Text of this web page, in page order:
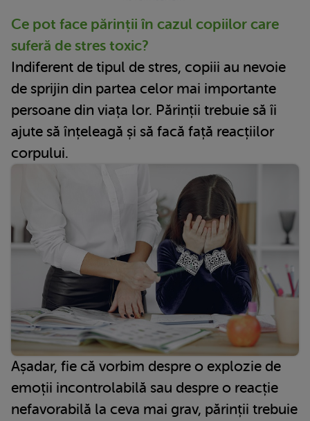
Ce pot face părinții în cazul copiilor care
suferă de stres toxic?
Indiferent de tipul de stres, copiii au nevoie
de sprijin din partea celor mai importante
persoane din viața lor. Părinții trebuie să îi
ajute să înțeleagă și să facă față reacțiilor
corpului.
Așadar, fie că vorbim despre o explozie de
emoții incontrolabilă sau despre o reacție
nefavorabilă la ceva mai grav, părinții trebuie